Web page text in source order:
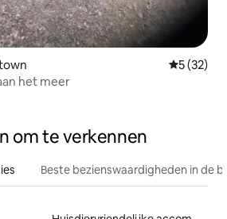
5 (32)
het meer
om te verkennen
Beste bezienswaardigheden in de